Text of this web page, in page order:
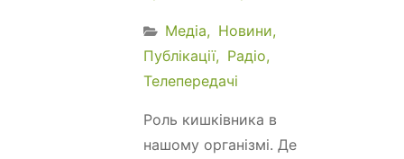
Медіа
Новини
Публікації
Радіо
Телепередачі
Роль кишківника в
нашому організмі. Де